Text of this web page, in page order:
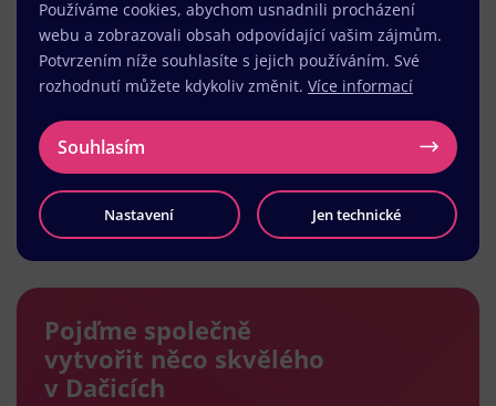
Načíst další
Pojďme společně
vytvořit něco skvělého
v Dačicích
Používáme cookies, abychom usnadnili procházení
webu a zobrazovali obsah odpovídající vašim zájmům.
Potvrzením níže souhlasíte s jejich používáním. Své
rozhodnutí můžete kdykoliv změnit. Více informací
Souhlasím
Nastavení Jen technické